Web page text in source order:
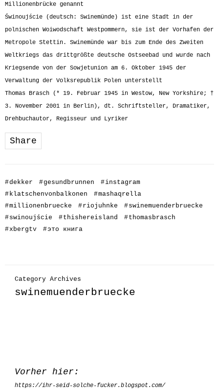
Millionenbrücke genannt
Świnoujście (deutsch: Swinemünde) ist eine Stadt in der
polnischen Woiwodschaft Westpommern, sie ist der Vorhafen der
Metropole Stettin. Swinemünde war bis zum Ende des Zweiten
Weltkriegs das drittgrößte deutsche Ostseebad und wurde nach
Kriegsende von der Sowjetunion am 6. Oktober 1945 der
Verwaltung der Volksrepublik Polen unterstellt
Thomas Brasch (* 19. Februar 1945 in Westow, New Yorkshire; †
3. November 2001 in Berlin), dt. Schriftsteller, Dramatiker,
Drehbuchautor, Regisseur und Lyriker
Share
#dekker #gesundbrunnen #instagram
#klatschenvonbalkonen #mashaqrella
#millionenbruecke #riojuhnke #swinemuenderbruecke
#swinoujście #thishereisland #thomasbrasch
#xbergtv #это книга
Category Archives
swinemuenderbruecke
Vorher hier:
https://ihr-seid-solche-fucker.blogspot.com/